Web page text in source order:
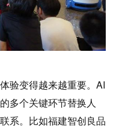
验变得越来越重要。AI
多个关键环节替换人
系。比如福建智创良品